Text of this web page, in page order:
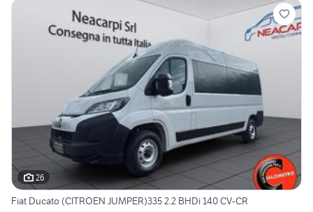
26
Fiat Ducato (CITROEN JUMPER)335 2.2 BHDi 140 CV-CR